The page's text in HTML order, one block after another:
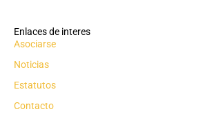
Enlaces de interes
Asociarse
Noticias
Estatutos
Contacto